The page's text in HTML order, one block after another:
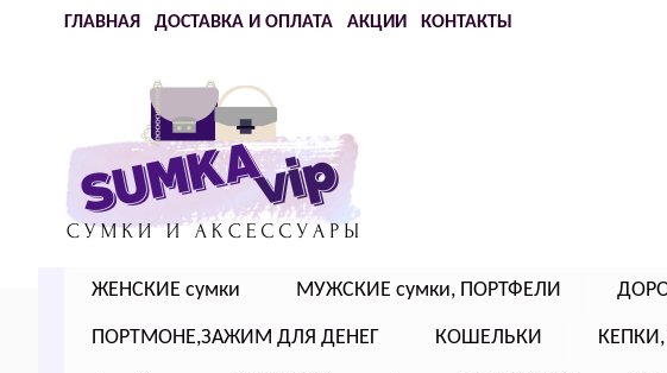
ГЛАВНАЯ ДОСТАВКА И ОПЛАТА АКЦИИ КОНТАКТЫ
ЖЕНСКИЕ сумки МУЖСКИЕ сумки, ПОРТФЕЛИ
ПОРТМОНЕ,ЗАЖИМ ДЛЯ ДЕНЕГ КОШЕЛЬКИ